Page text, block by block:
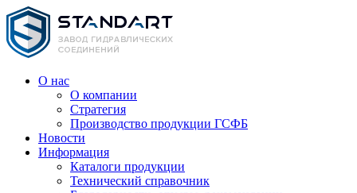
О нас
О компании
Стратегия
Производство продукции ГСФБ
Новости
Информация
Каталоги продукции
Технический справочник